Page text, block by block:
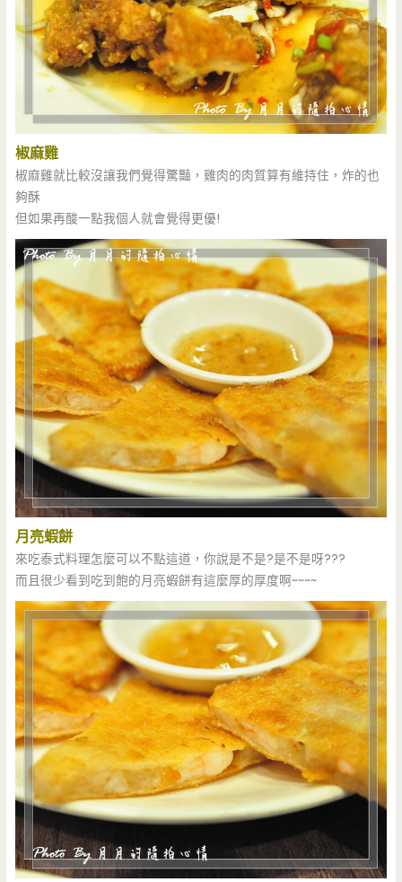
椒麻雞
椒麻雞就比較沒讓我們覺得驚豔，雞肉的肉質算有維持住，炸的也
夠酥
但如果再酸一點我個人就會覺得更優!
月亮蝦餅
來吃泰式料理怎麼可以不點這道，你說是不是?是不是呀???
而且很少看到吃到飽的月亮蝦餅有這麼厚的厚度啊~~~~